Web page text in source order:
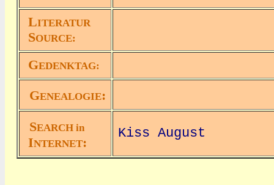
LITERATUR
SOURCE:
GEDENKTAG:
GENEALOGIE:
SEARCH in
INTERNET:
Kiss August